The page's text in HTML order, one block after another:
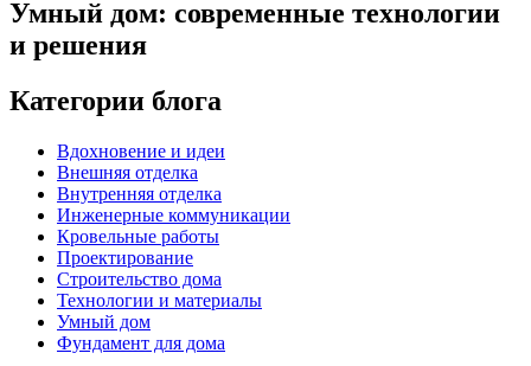
Умный дом: современные технологии
и решения
Категории блога
Вдохновение и идеи
Внешняя отделка
Внутренняя отделка
Инженерные коммуникации
Кровельные работы
Проектирование
Строительство дома
Технологии и материалы
Умный дом
Фундамент для дома